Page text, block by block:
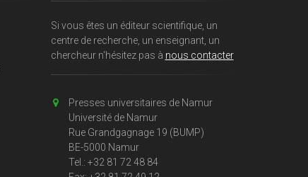
Si vous êtes un éditeur scientifique, un
centre de recherche, un enseignant, un
chercheur n'hésitez pas à nous contacter
Presses universitaires de Namur
Université de Namur
Rue Grandgagnage 19 (BUMP)
BE-5000 Namur
Tel.: +32 81 72 48 84